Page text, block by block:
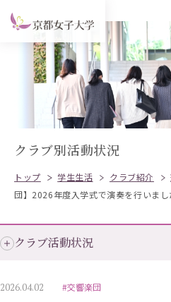
クラブ別活動状況
トップ 学生生活 クラブ紹介
団】2026年度入学式で演奏を行いまし
クラブ活動状況
2026.04.02 #交響楽団